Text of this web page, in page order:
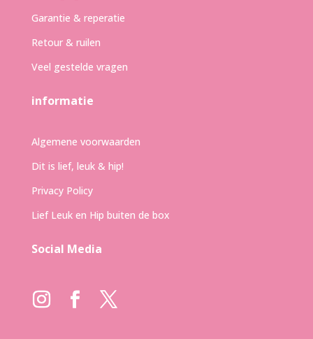
Garantie & reperatie
Retour & ruilen
Veel gestelde vragen
informatie
Algemene voorwaarden
Dit is lief, leuk & hip!
Privacy Policy
Lief Leuk en Hip buiten de box
Social Media